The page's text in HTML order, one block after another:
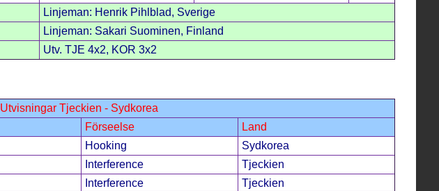
Linjeman: Henrik Pihlblad, Sverige
Linjeman: Sakari Suominen, Finland
Utv. TJE 4x2, KOR 3x2
Utvisningar Tjeckien - Sydkorea
Förseelse
Land
Hooking
Sydkorea
Interference
Tjeckien
Interference
Tjeckien